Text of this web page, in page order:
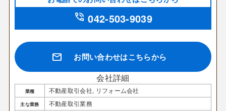
phone_in_talk 042-503-9039
mail お問い合わせはこちらから
会社詳細
業種 不動産取引会社, リフォーム会社
主な業務 不動産取引業務